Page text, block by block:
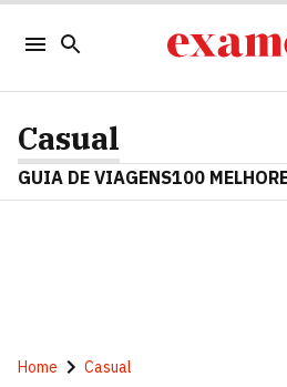
Casual
GUIA DE VIAGENS100
Home Casual